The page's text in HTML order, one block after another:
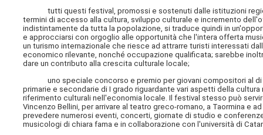
tutti questi festival, promossi e sostenuti dalle istituzioni
termini di accesso alla cultura, sviluppo culturale e incremento
indistintamente da tutta la popolazione, si traduce quindi in
e approcciarsi con orgoglio alle opportunità che l'intera offerta
un turismo internazionale che riesce ad attrarre turisti interessati
economico rilevante, nonché occupazione qualificata; sarebbe
dare un contributo alla crescita culturale locale;
uno speciale concorso e premio per giovani compositori al di
primarie e secondarie di I grado riguardante vari aspetti della
riferimento culturali nell'economia locale. Il festival stesso può
Vincenzo Bellini, per arrivare al teatro greco-romano, a Taormina e
prevedere numerosi eventi, concerti, giornate di studio e
musicologi di chiara fama e in collaborazione con l'università di